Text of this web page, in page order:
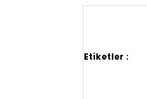
Etiketler :